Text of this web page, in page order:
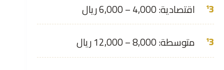
اقتصادية: 4,000 – 6,000 ريال
متوسطة: 8,000 – 12,000 ريال